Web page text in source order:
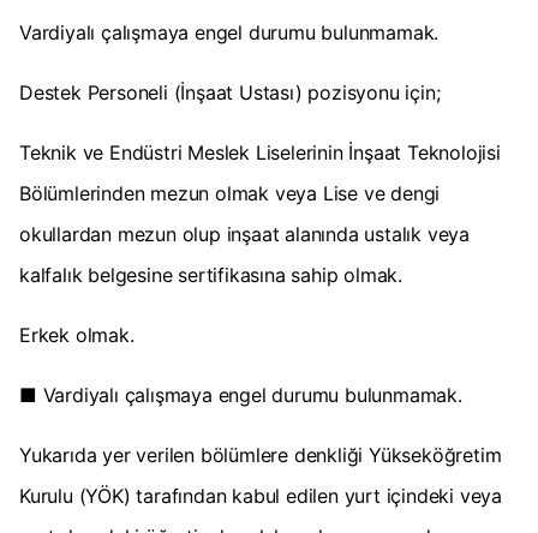
Vardiyalı çalışmaya engel durumu bulunmamak.
Destek Personeli (İnşaat Ustası) pozisyonu için;
Teknik ve Endüstri Meslek Liselerinin İnşaat Teknolojisi
Bölümlerinden mezun olmak veya Lise ve dengi
okullardan mezun olup inşaat alanında ustalık veya
kalfalık belgesine sertifikasına sahip olmak.
Erkek olmak.
■ Vardiyalı çalışmaya engel durumu bulunmamak.
Yukarıda yer verilen bölümlere denkliği Yükseköğretim
Kurulu (YÖK) tarafından kabul edilen yurt içindeki veya